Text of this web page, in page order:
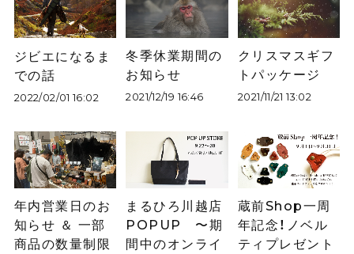
ジビエになるま
での話
2022/02/01 16:02
冬季休業期間の
お知らせ
2021/12/19 16:46
クリスマスギフ
トパッケージ
2021/11/21 13:02
年内営業日のお
知らせ ＆ 一部
商品の数量制限
まるひろ川越店
POPUP 〜期
間中のオンライ
蔵前Shop一周
年記念！ノベル
ティプレゼント